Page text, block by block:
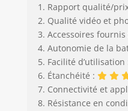
1. Rapport qualité/
2. Qualité vidéo et
3. Accessoires fournis
4. Autonomie de la
5. Facilité d’utilisation
6. Étanchéité :
7. Connectivité et
8. Résistance en